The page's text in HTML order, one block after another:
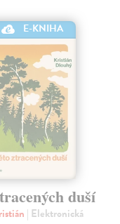
E-KNIHA
duší
| Elektronická